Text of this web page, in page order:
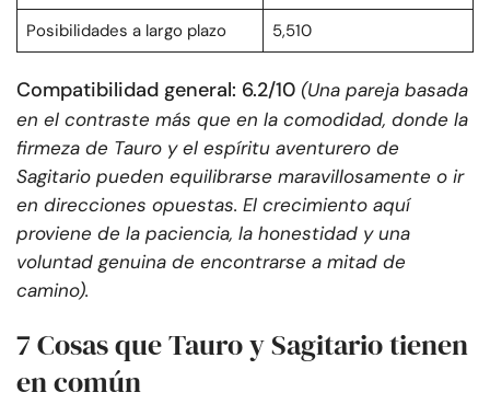
Posibilidades a largo plazo 5,510
Compatibilidad general: 6.2/10 (Una pareja basada
en el contraste más que en la comodidad, donde la
firmeza de Tauro y el espíritu aventurero de
Sagitario pueden equilibrarse maravillosamente o ir
en direcciones opuestas. El crecimiento aquí
proviene de la paciencia, la honestidad y una
voluntad genuina de encontrarse a mitad de
camino).
7 Cosas que Tauro y Sagitario tienen
en común